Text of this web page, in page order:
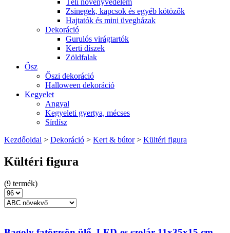
Téli növényvédelem
Zsinegek, kapcsok és egyéb kötözők
Hajtatók és mini üvegházak
Dekoráció
Gurulós virágtartók
Kerti díszek
Zöldfalak
Ősz
Őszi dekoráció
Halloween dekoráció
Kegyelet
Angyal
Kegyeleti gyertya, mécses
Sírdísz
Kezdőoldal > Dekoráció > Kert & bútor> Kültéri figura
Kültéri figura
(9 termék)